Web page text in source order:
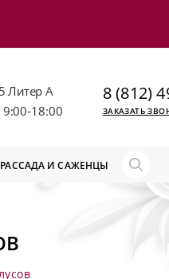
Литер А
9:00-18:00
8 (812)
ЗАКАЗАТЬ
РАССАДА И САЖЕНЦЫ